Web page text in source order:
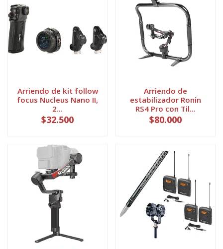
Arriendo de kit follow
focus Nucleus Nano II,
2...
$32.500
Arriendo de
estabilizador Ronin
RS4 Pro con Til...
$80.000